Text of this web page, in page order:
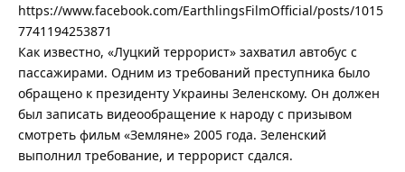
https://www.facebook.com/EarthlingsFilmOfficial/posts/1015
7741194253871
Как известно, «Луцкий террорист» захватил автобус с
пассажирами. Одним из требований преступника было
обращено к президенту Украины Зеленскому. Он должен
был записать видеообращение к народу с призывом
смотреть фильм «Земляне» 2005 года. Зеленский
выполнил требование, и террорист сдался.